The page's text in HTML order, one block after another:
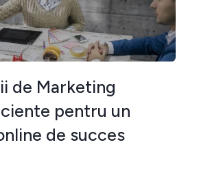
de Marketing
pentru un
de succes